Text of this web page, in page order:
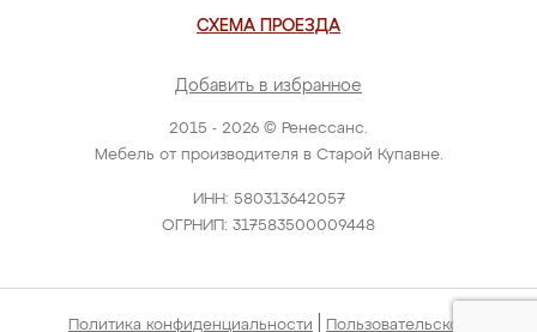
2015 - 2026 © Ренессанс.
Мебель от производителя в Старой Купавне.
ИНН: 580313642057
ОГРНИП: 317583500009448
СХЕМА ПРОЕЗДА
Добавить в избранное
Политика конфиденциальности Пользовательское